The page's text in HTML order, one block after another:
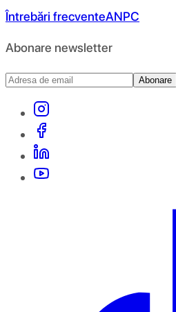
Întrebări frecventeANPC
Abonare newsletter
Abonare